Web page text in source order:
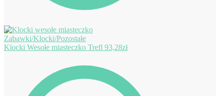
Klocki Wesołe miasteczko Trefl 93,28zł